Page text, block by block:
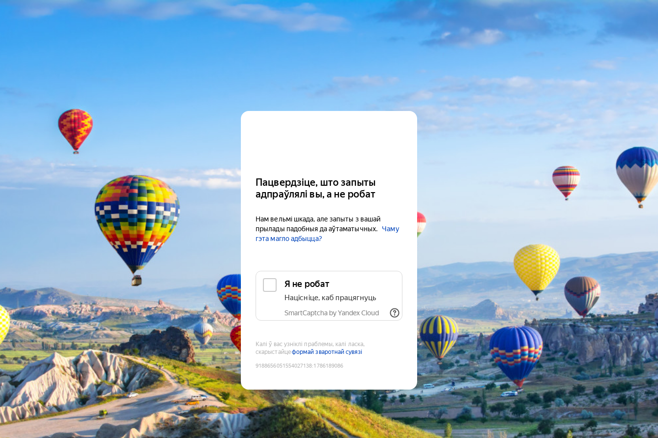
Пацвердзіце, што запыты
адпраўлялі вы, а не робат
Нам вельмі шкада, але запыты з вашай
прылады падобныя да аўтаматычных.
Чаму
гэта магло адбыцца?
Я не робат
Націсніце, каб працягнуць
SmartCaptcha by Yandex Cloud
Калі ў вас узніклі праблемы, калі ласка,
скарыстайцеформай зваротнай сувязі
9188656051554027138:1786189086